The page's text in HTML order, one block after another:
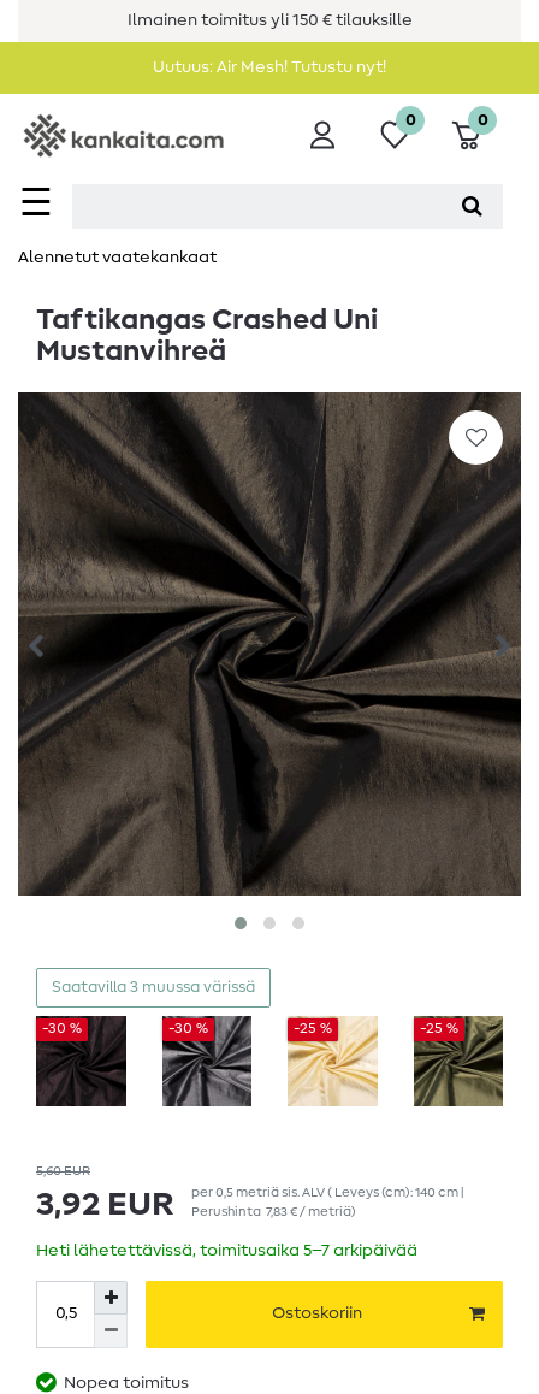
Ilmainen toimitus yli 150 € tilauksille
Uutuus: Air Mesh! Tutustu nyt!
☰
0 0
Alennetut vaatekankaat
Taftikangas Crashed Uni
Mustanvihreä
Saatavilla 3 muussa värissä
-30 % -30 % -25 % -25 %
5,60 EUR
3,92 EUR per0,5 metriäsis. ALV( Leveys (cm): 140 cm |
Perushinta 7,83 € / metriä)
Heti lähetettävissä, toimitusaika 5–7 arkipäivää
Ostoskoriin
Nopea toimitus